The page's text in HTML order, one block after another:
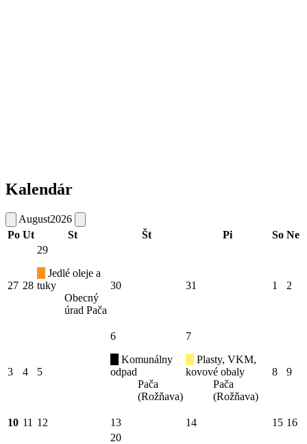
Kalendár
August2026
Po Ut St Št Pi So Ne
27 28
29
Jedlé oleje a
tuky
Obecný
úrad Pača
30 31 1 2
3 4 5
6
Komunálny
odpad
Pača
(Rožňava)
7
Plasty, VKM,
kovové obaly
Pača
(Rožňava)
8 9
10 11 12 13 14 15 16
20